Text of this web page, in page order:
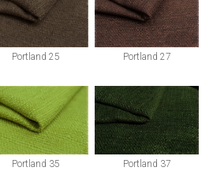
Portland 25 Portland 27
Portland 35 Portland 37